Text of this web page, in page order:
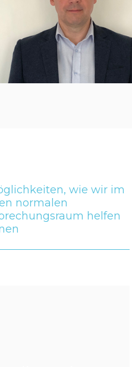
wie wir im
normalen
helfen